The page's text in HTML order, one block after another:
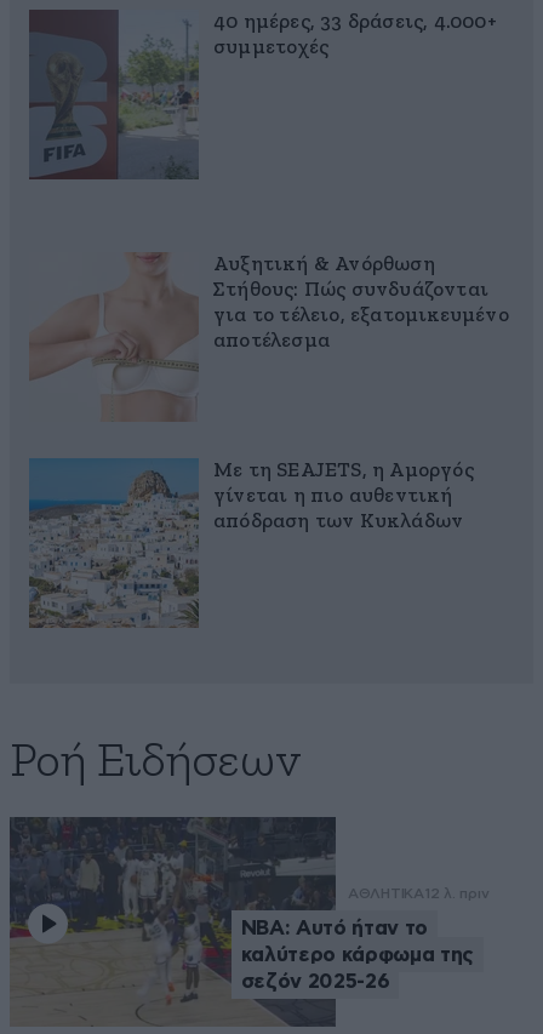
40 ημέρες, 33 δράσεις, 4.000+
συμμετοχές
Αυξητική & Ανόρθωση
Στήθους: Πώς συνδυάζονται
για το τέλειο, εξατομικευμένο
αποτέλεσμα
Με τη SEAJETS, η Αμοργός
γίνεται η πιο αυθεντική
απόδραση των Κυκλάδων
Ροή Ειδήσεων
ΑΘΛΗΤΙΚΑ 12 λ. πριν
NBA: Αυτό ήταν το
καλύτερο κάρφωμα της
σεζόν 2025-26